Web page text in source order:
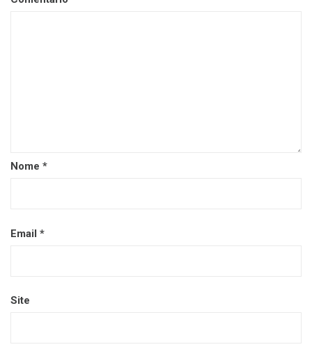
Nome *
Email *
Site